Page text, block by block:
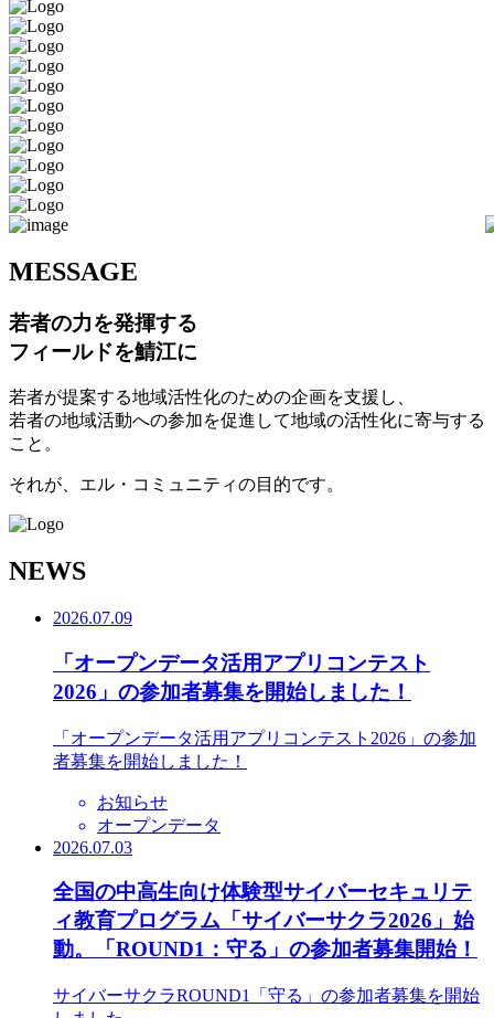
MESSAGE
若者の力を発揮する
フィールドを鯖江に
若者が提案する地域活性化のための企画を支援し、
若者の地域活動への参加を促進して地域の活性化に寄与する
こと。
それが、エル・コミュニティの目的です。
NEWS
2026.07.09
「オープンデータ活用アプリコンテスト
2026」の参加者募集を開始しました！
「オープンデータ活用アプリコンテスト2026」の参加
者募集を開始しました！
お知らせ
オープンデータ
2026.07.03
全国の中高生向け体験型サイバーセキュリテ
ィ教育プログラム「サイバーサクラ2026」始
動。「ROUND1：守る」の参加者募集開始！
サイバーサクラROUND1「守る」の参加者募集を開始